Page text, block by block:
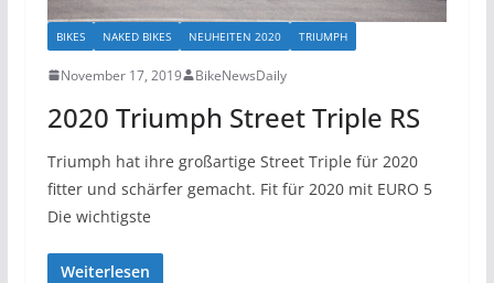
BIKES NAKED BIKES NEUHEITEN 2020 TRIUMPH
November 17, 2019 BikeNewsDaily
2020 Triumph Street Triple RS
Triumph hat ihre großartige Street Triple für 2020
fitter und schärfer gemacht. Fit für 2020 mit EURO 5
Die wichtigste
Weiterlesen